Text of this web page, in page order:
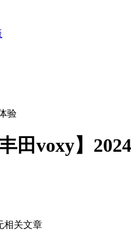
验
田voxy】
相关文章